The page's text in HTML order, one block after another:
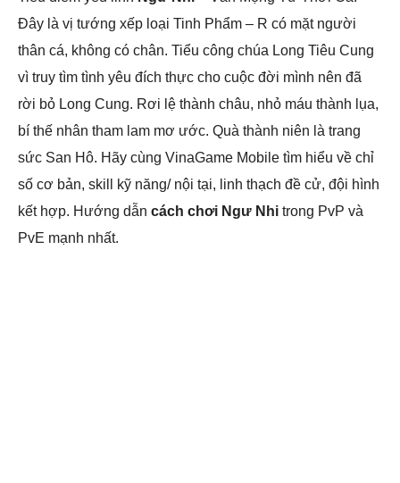
Đây là vị tướng xếp loại Tinh Phẩm – R có mặt người
thân cá, không có chân. Tiểu công chúa Long Tiêu Cung
vì truy tìm tình yêu đích thực cho cuộc đời mình nên đã
rời bỏ Long Cung. Rơi lệ thành châu, nhỏ máu thành lụa,
bí thế nhân tham lam mơ ước. Quà thành niên là trang
sức San Hô. Hãy cùng VinaGame Mobile tìm hiểu về chỉ
số cơ bản, skill kỹ năng/ nội tại, linh thạch đề cử, đội hình
kết hợp. Hướng dẫn cách chơi Ngư Nhi trong PvP và
PvE mạnh nhất.